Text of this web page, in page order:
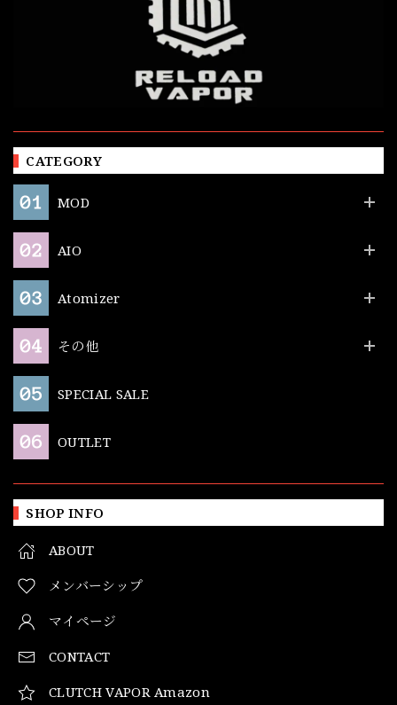
CATEGORY
MOD
AIO
Atomizer
その他
SPECIAL SALE
OUTLET
SHOP INFO
ABOUT
メンバーシップ
マイページ
CONTACT
CLUTCH VAPOR Amazon